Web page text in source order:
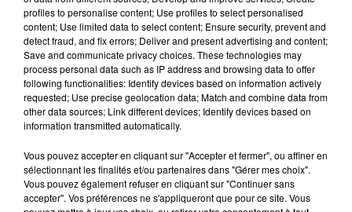
promettant une concrétisation"d’ici cinq ans".
Christelle Morançais
profiles to personalise content; Use profiles to select personalised
content; Use limited data to select content; Ensure security, prevent and
detect fraud, and fix errors; Deliver and present advertising and content;
Save and communicate privacy choices. These technologies may
process personal data such as IP address and browsing data to offer
following functionalities: Identify devices based on information actively
requested; Use precise geolocation data; Match and combine data from
other data sources; Link different devices; Identify devices based on
information transmitted automatically.
Vous pouvez accepter en cliquant sur "Accepter et fermer", ou affiner en
sélectionnant les finalités et/ou partenaires dans "Gérer mes choix".
Vous pouvez également refuser en cliquant sur "Continuer sans
accepter". Vos préférences ne s'appliqueront que pour ce site. Vous